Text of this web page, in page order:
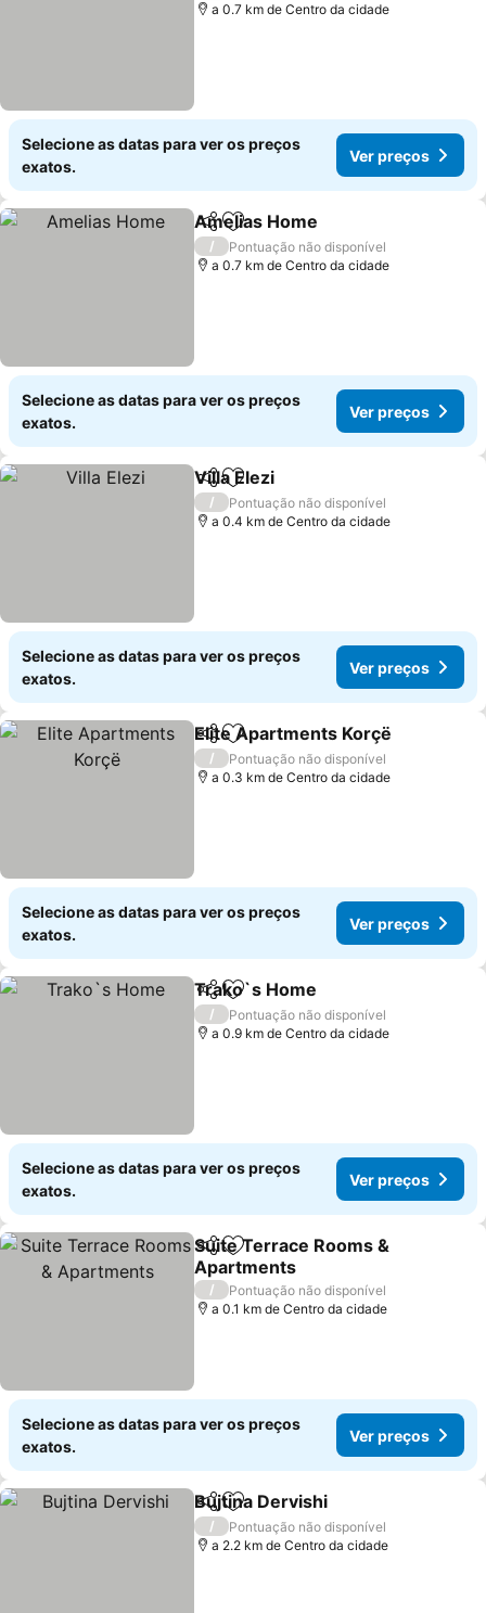
a 0.7 km de Centro da cidade
Selecione as datas para ver os preços
exatos.
Ver preços
PartilharAdicionar aos favoritos
Amelias Home
/
Pontuação não disponível
a 0.7 km de Centro da cidade
Selecione as datas para ver os preços
exatos.
Ver preços
PartilharAdicionar aos favoritos
Villa Elezi
/
Pontuação não disponível
a 0.4 km de Centro da cidade
Selecione as datas para ver os preços
exatos.
Ver preços
PartilharAdicionar aos favoritos
Elite Apartments Korçë
/
Pontuação não disponível
a 0.3 km de Centro da cidade
Selecione as datas para ver os preços
exatos.
Ver preços
PartilharAdicionar aos favoritos
Trako`s Home
/
Pontuação não disponível
a 0.9 km de Centro da cidade
Selecione as datas para ver os preços
exatos.
Ver preços
PartilharAdicionar aos favoritos
Suite Terrace Rooms &
Apartments
Ver preços
/
Pontuação não disponível
a 0.1 km de Centro da cidade
Selecione as datas para ver os preços
exatos.
Ver preços
PartilharAdicionar aos favoritos
Bujtina Dervishi
/
Pontuação não disponível
a 2.2 km de Centro da cidade